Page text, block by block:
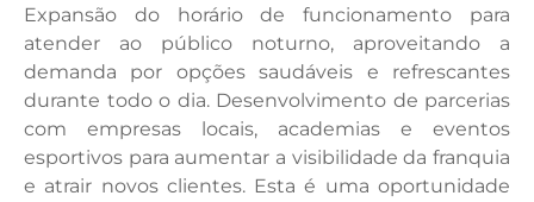
Expansão do horário de funcionamento para
atender ao público noturno, aproveitando a
demanda por opções saudáveis e refrescantes
durante todo o dia. Desenvolvimento de parcerias
com empresas locais, academias e eventos
esportivos para aumentar a visibilidade da franquia
e atrair novos clientes. Esta é uma oportunidade